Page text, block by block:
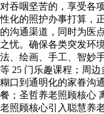
吞咽坚苦的，享受各
化的照护办事打算，
沟通渠道，同时为医
忧。确保各类突发环
、绘画、手工、智妙
25 门乐趣课程；周边
口到通明化的家眷沟
；圣哲养老照顾核心
照顾核心引入聪慧养